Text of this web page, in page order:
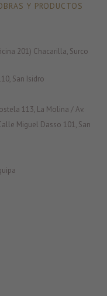
Y PRODUCTOS
201) Chacarilla, Surco
San Isidro
113, La Molina / Av.
Miguel Dasso 101, San